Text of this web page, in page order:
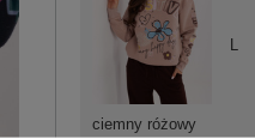
ciemny różowy
L